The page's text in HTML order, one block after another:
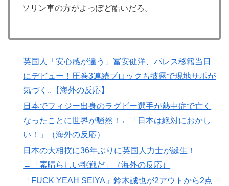
▶
海外「日本はさすが過ぎるｗ」 日本は野生動物の喧嘩
▶ 韓国人「本当にこれだけは日本がうらやましいと感じる
ものがこちら・・・」
▶ 海外「日本なんて行くんじゃなかった…」 日本を知っ
てしまったディズニー信者、帰国後『本家』に失望する
事態に
▶ 韓国人「韓国サッカー協会、外国人審判に“性接待”報
道・・・」→「2002年の審判買収が事実だったの
か？」「日本人が言ってたこと正しかったね・・・...
韓国人「韓国サッカー協会の性接待報道、海外でも大騒
ソリン車の方がよっぽど酷いだろ。
英国人「安心感が違う」冨安健洋、パレス移籍当日
にデビュー！圧巻3連続ブロックも披露で現地サポが
気づく..【海外の反応】
日本でフィジー出身のラグビー選手が熱中症で亡く
なったことに世界が騒然！←「日本は絶対におかし
い！」（海外の反応）
日本の大相撲に36年ぶりに英国人力士が誕生！
←「素晴らしい挑戦だ」（海外の反応）
「FUCK YEAH SEIYA」鈴木誠也が2アウトから2点